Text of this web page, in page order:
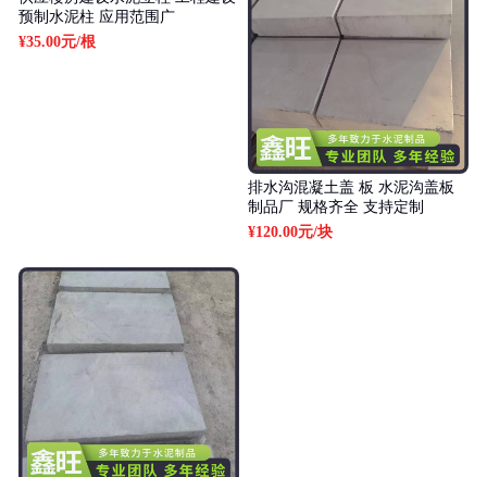
预制水泥柱 应用范围广
¥35.00元/根
排水沟混凝土盖 板 水泥沟盖板
制品厂 规格齐全 支持定制
¥120.00元/块